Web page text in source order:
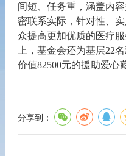
间短、任务重，涵盖内
密联系实际，针对性、
众提高更加优质的医疗
上，基金会还为基层22
价值82500元的援助爱心
分享到：